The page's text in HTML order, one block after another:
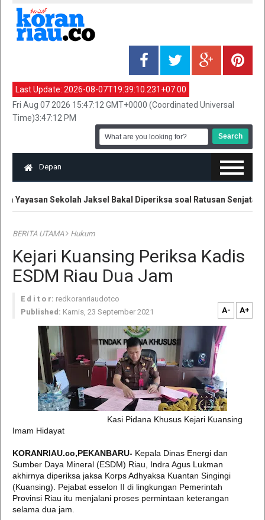
Last Update: 2026-08-07T19:39:10.231+07:00
Fri Aug 07 2026 15:47:12 GMT+0000 (Coordinated Universal
Time)3:47:12 PM
Depan
Yayasan Sekolah Jaksel Bakal Diperiksa soal Ratusan Senjata
BERITA UTAMA Hukum
Kejari Kuansing Periksa Kadis
ESDM Riau Dua Jam
E d i t o r: redkoranriaudotco
Published: Kamis, 23 September 2021 A- A+
Kasi Pidana Khusus Kejari Kuansing
Imam Hidayat
KORANRIAU.co,PEKANBARU- Kepala Dinas Energi dan
Sumber Daya Mineral (ESDM) Riau, Indra Agus Lukman
akhirnya diperiksa jaksa Korps Adhyaksa Kuantan Singingi
(Kuansing). Pejabat esselon II di lingkungan Pemerintah
Provinsi Riau itu menjalani proses permintaan keterangan
selama dua jam.